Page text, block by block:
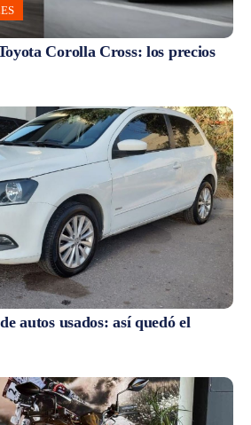
Corolla Cross: los precios
autos usados: así quedó el